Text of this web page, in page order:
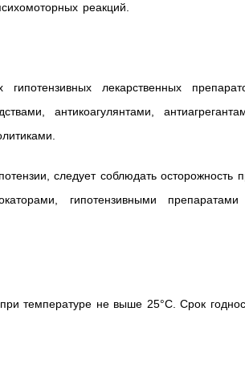
реакций.
лекарственных
антикоагулянтами,
следует соблюдать осторожность
гипотензивными
температуре не выше 25°С. Срок